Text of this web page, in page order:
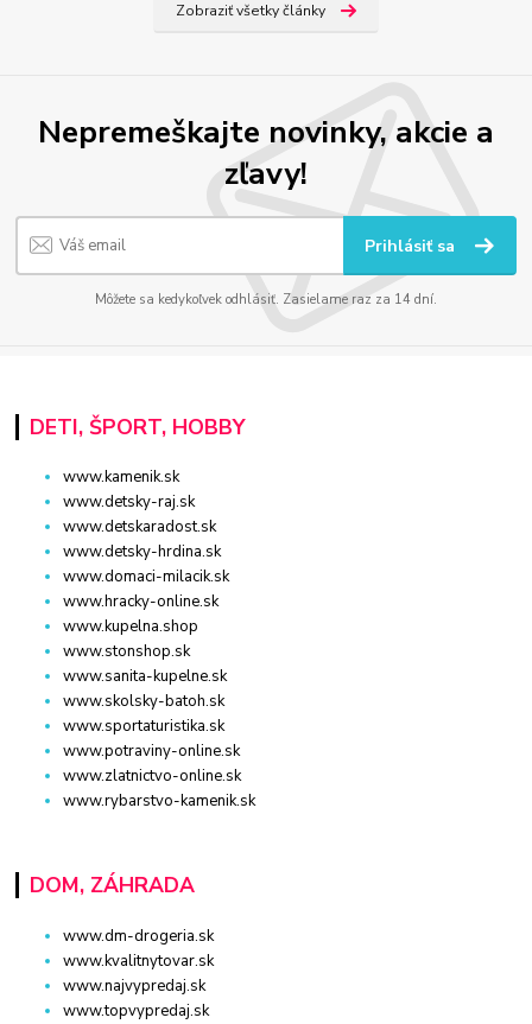
Zobraziť všetky články
Nepremeškajte novinky, akcie a
zľavy!
Prihlásiť sa
Môžete sa kedykoľvek odhlásiť. Zasielame raz za 14 dní.
DETI, ŠPORT, HOBBY
www.kamenik.sk
www.detsky-raj.sk
www.detskaradost.sk
www.detsky-hrdina.sk
www.domaci-milacik.sk
www.hracky-online.sk
www.kupelna.shop
www.stonshop.sk
www.sanita-kupelne.sk
www.skolsky-batoh.sk
www.sportaturistika.sk
www.potraviny-online.sk
www.zlatnictvo-online.sk
www.rybarstvo-kamenik.sk
DOM, ZÁHRADA
www.dm-drogeria.sk
www.kvalitnytovar.sk
www.najvypredaj.sk
www.topvypredaj.sk